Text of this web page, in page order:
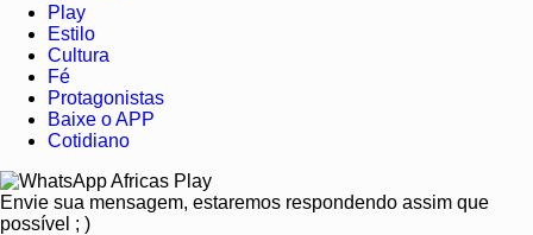
Play
Estilo
Cultura
Fé
Protagonistas
Baixe o APP
Cotidiano
Africas Play
Envie sua mensagem, estaremos respondendo assim que
possível ; )